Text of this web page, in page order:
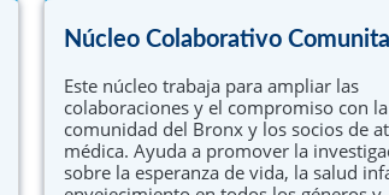
Núcleo Colaborativo
Este núcleo trabaja para ampliar las
colaboraciones y el compromiso con la
comunidad del Bronx y los socios de
médica. Ayuda a promover la
sobre la esperanza de vida, la salud